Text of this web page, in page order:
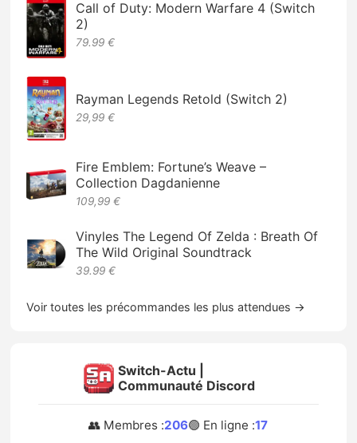
Call of Duty: Modern Warfare 4 (Switch
2)
79.99 €
Rayman Legends Retold (Switch 2)
29,99 €
Fire Emblem: Fortune’s Weave –
Collection Dagdanienne
109,99 €
Vinyles The Legend Of Zelda : Breath Of
The Wild Original Soundtrack
39.99 €
Voir toutes les précommandes les plus attendues →
Switch-Actu |
Communauté Discord
👥 Membres :206🟢 En ligne :17